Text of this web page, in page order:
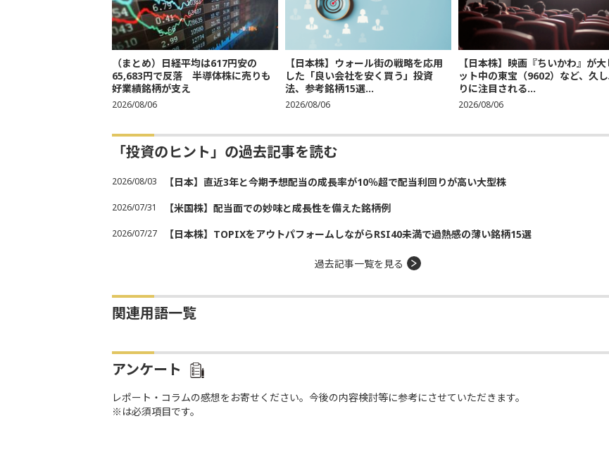
（まとめ）日経平均は617円安の
65,683円で反落 半導体株に売りも
好業績銘柄が支え
2026/08/06
【日本株】ウォール街の戦略を応用
した「良い会社を安く買う」投資
法、参考銘柄15選...
2026/08/06
【日本株】映画『ちいかわ』が大
ット中の東宝（9602）など、久
りに注目される...
2026/08/06
「投資のヒント」の過去記事を読む
2026/08/03 【日本】直近3年と今期予想配当の成長率が10％超で配当利回りが高い大型株
2026/07/31 【米国株】配当面での妙味と成長性を備えた銘柄例
2026/07/27 【日本株】TOPIXをアウトパフォームしながらRSI40未満で過熱感の薄い銘柄15選
過去記事一覧を見る
関連用語一覧
アンケート
レポート・コラムの感想をお寄せください。今後の内容検討等に参考にさせていただきます。
※は必須項目です。